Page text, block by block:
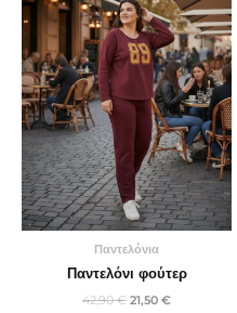
Παντελόνια
Παντελόνι φούτερ
42,90€ 21,50 €